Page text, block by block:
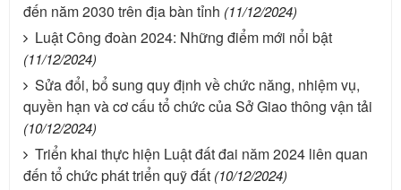
đến năm 2030 trên địa bàn tỉnh (11/12/2024)
Luật Công đoàn 2024: Những điểm mới nổi bật
(11/12/2024)
Sửa đổi, bổ sung quy định về chức năng, nhiệm vụ,
quyền hạn và cơ cấu tổ chức của Sở Giao thông vận tải
(10/12/2024)
Triển khai thực hiện Luật đất đai năm 2024 liên quan
đến tổ chức phát triển quỹ đất (10/12/2024)